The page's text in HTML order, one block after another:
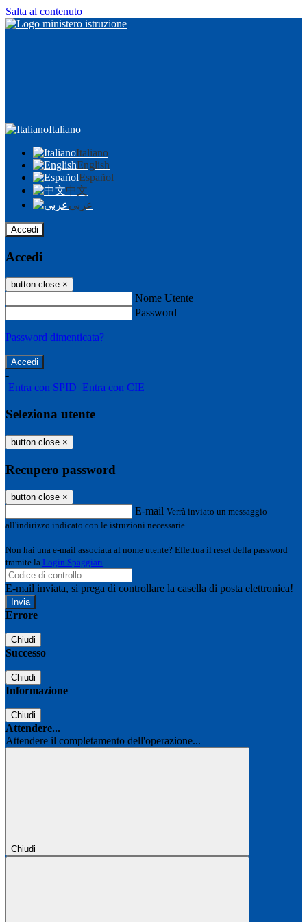
Salta al contenuto
Italiano
Italiano
English
Español
中文
عربى
Accedi
Accedi
button close ×
Nome Utente
Password
Password dimenticata?
-
Entra con SPID Entra con CIE
Seleziona utente
button close ×
Recupero password
button close ×
E-mail Verrà inviato un messaggio
all'indirizzo indicato con le istruzioni necessarie.
Non hai una e-mail associata al nome utente? Effettua il reset della password
tramite la Login Spaggiari
E-mail inviata, si prega di controllare la casella di posta elettronica!
Errore
Chiudi
Successo
Chiudi
Informazione
Chiudi
Attendere...
Attendere il completamento dell'operazione...
Chiudi